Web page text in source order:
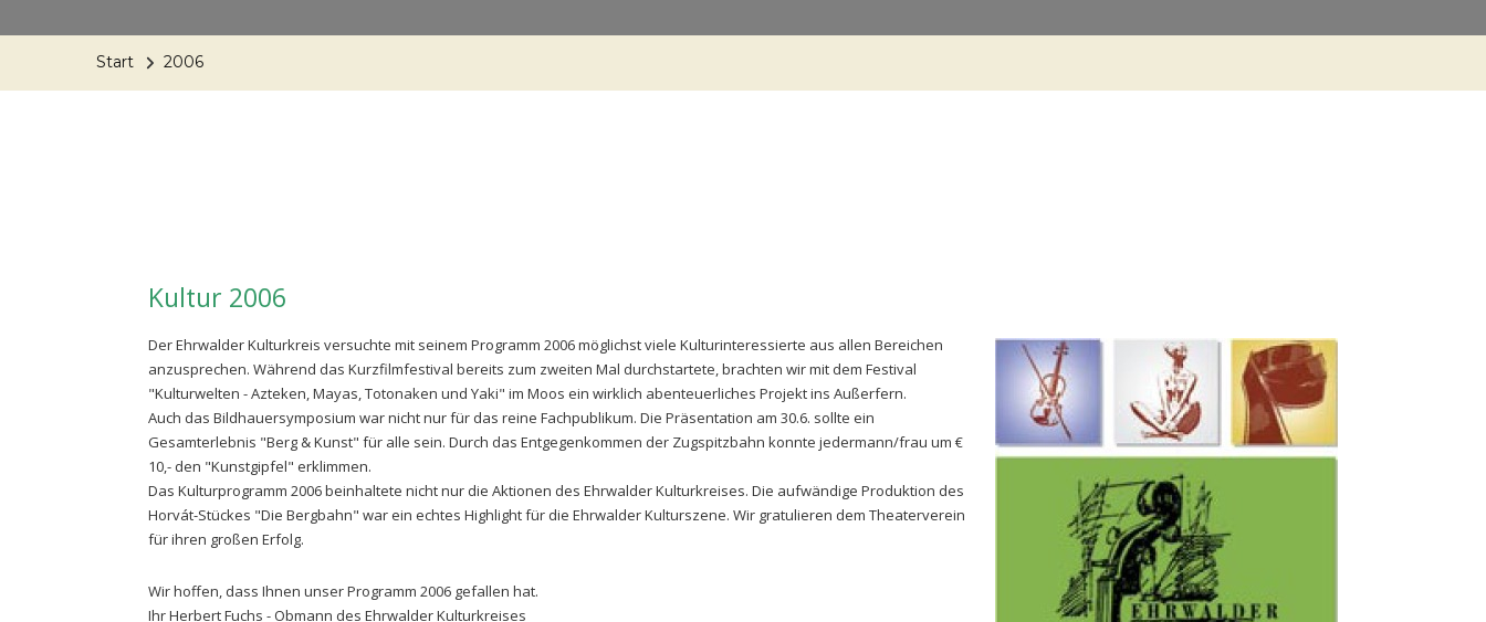
Start 2006
Kultur 2006
Der Ehrwalder Kulturkreis versuchte mit seinem Programm 2006 möglichst viele Kulturinteressierte aus allen Bereichen
anzusprechen. Während das Kurzfilmfestival bereits zum zweiten Mal durchstartete, brachten wir mit dem Festival
"Kulturwelten - Azteken, Mayas, Totonaken und Yaki" im Moos ein wirklich abenteuerliches Projekt ins Außerfern.
Auch das Bildhauersymposium war nicht nur für das reine Fachpublikum. Die Präsentation am 30.6. sollte ein
Gesamterlebnis "Berg & Kunst" für alle sein. Durch das Entgegenkommen der Zugspitzbahn konnte jedermann/frau um €
10,- den "Kunstgipfel" erklimmen.
Das Kulturprogramm 2006 beinhaltete nicht nur die Aktionen des Ehrwalder Kulturkreises. Die aufwändige Produktion des
Horvát-Stückes "Die Bergbahn" war ein echtes Highlight für die Ehrwalder Kulturszene. Wir gratulieren dem Theaterverein
für ihren großen Erfolg.
Wir hoffen, dass Ihnen unser Programm 2006 gefallen hat.
Ihr Herbert Fuchs - Obmann des Ehrwalder Kulturkreises